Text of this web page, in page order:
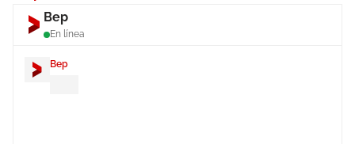
Bep
En línea
Bep